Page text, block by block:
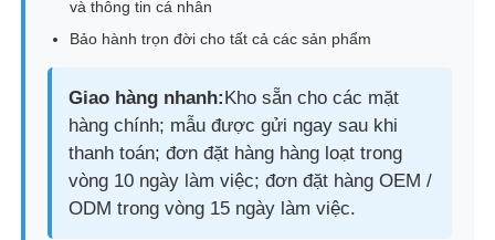
và thông tin cá nhân
Bảo hành trọn đời cho tất cả các sản phẩm
Giao hàng nhanh:Kho sẵn cho các mặt
hàng chính; mẫu được gửi ngay sau khi
thanh toán; đơn đặt hàng hàng loạt trong
vòng 10 ngày làm việc; đơn đặt hàng OEM /
ODM trong vòng 15 ngày làm việc.